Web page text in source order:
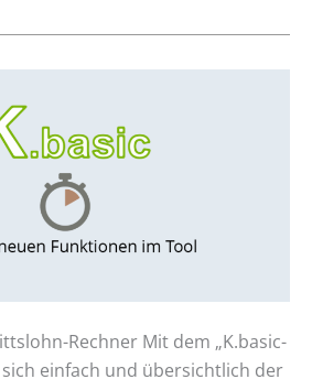
Rechner Mit dem „K.basic-
sich einfach und übersichtlich der